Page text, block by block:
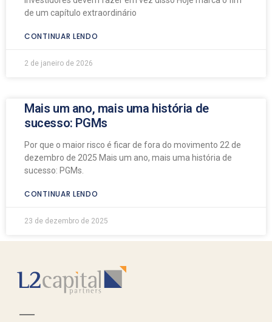
de um capítulo extraordinário
CONTINUAR LENDO
2 de janeiro de 2026
Mais um ano, mais uma história de
sucesso: PGMs
Por que o maior risco é ficar de fora do movimento 22 de
dezembro de 2025 Mais um ano, mais uma história de
sucesso: PGMs.
CONTINUAR LENDO
23 de dezembro de 2025